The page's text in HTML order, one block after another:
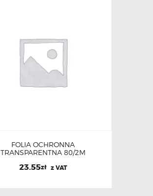
FOLIA OCHRONNA
TRANSPARENTNA 80/2M
23.55zł z VAT